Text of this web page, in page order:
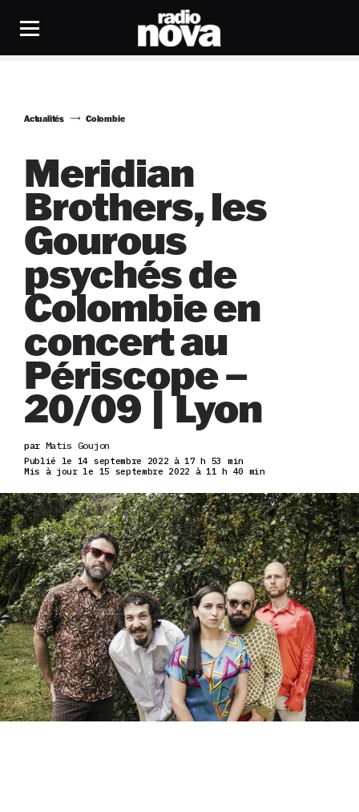
Actualités Colombie
Meridian
Brothers, les
Gourous
psychés de
Colombie en
concert au
Périscope –
20/09 | Lyon
par Matis Goujon
Publié le 14 septembre 2022 à 17 h 53 min
Mis à jour le 15 septembre 2022 à 11 h 40 min